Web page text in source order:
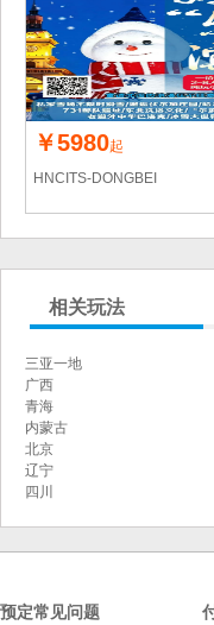
￥5980起
HNCITS-DONGBEI
相关玩法
三亚一地
广西
青海
内蒙古
北京
辽宁
四川
预定常见问题